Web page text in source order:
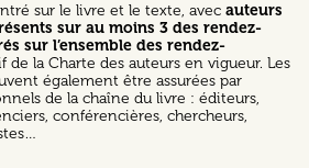
sur le livre et le texte, avec auteurs
sur au moins 3 des rendez-
sur l’ensemble des rendez-
de la Charte des auteurs en vigueur. Les
également être assurées par
de la chaîne du livre : éditeurs,
conférencières, chercheurs,